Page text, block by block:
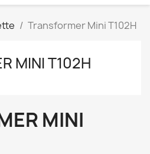
Transformer Mini T102H
MINI T102H
MINI